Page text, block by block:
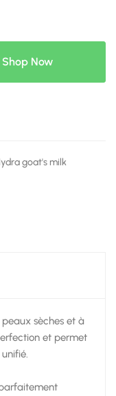
Shop Now
goat's milk
sèches et à
et permet